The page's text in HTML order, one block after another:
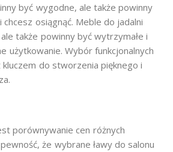
być wygodne, ale także powinny
osiągnąć. Meble do jadalni
także powinny być wytrzymałe i
użytkowanie. Wybór funkcjonalnych
do stworzenia pięknego i
porównywanie cen różnych
że wybrane ławy do salonu